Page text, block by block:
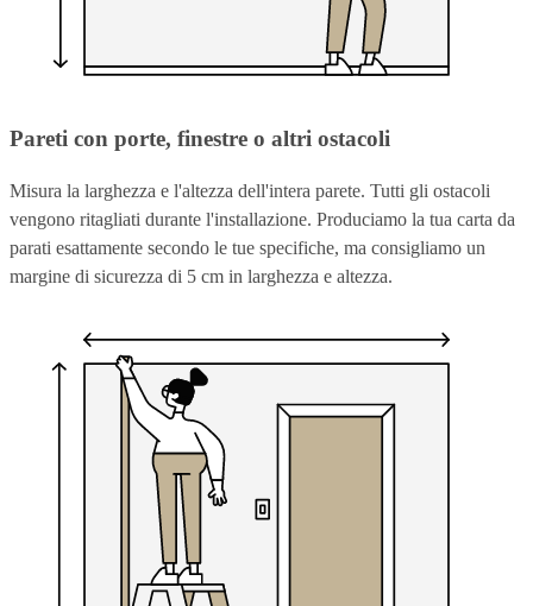
Pareti con porte, finestre o altri ostacoli
Misura la larghezza e l'altezza dell'intera parete. Tutti gli ostacoli
vengono ritagliati durante l'installazione. Produciamo la tua carta da
parati esattamente secondo le tue specifiche, ma consigliamo un
margine di sicurezza di 5 cm in larghezza e altezza.